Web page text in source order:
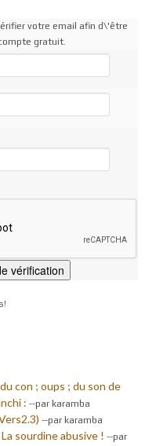
votre email afin d\'être
gratuit.
con ; oups ; du son de
: --par karamba
--par karamba
La sourdine abusive ! --par